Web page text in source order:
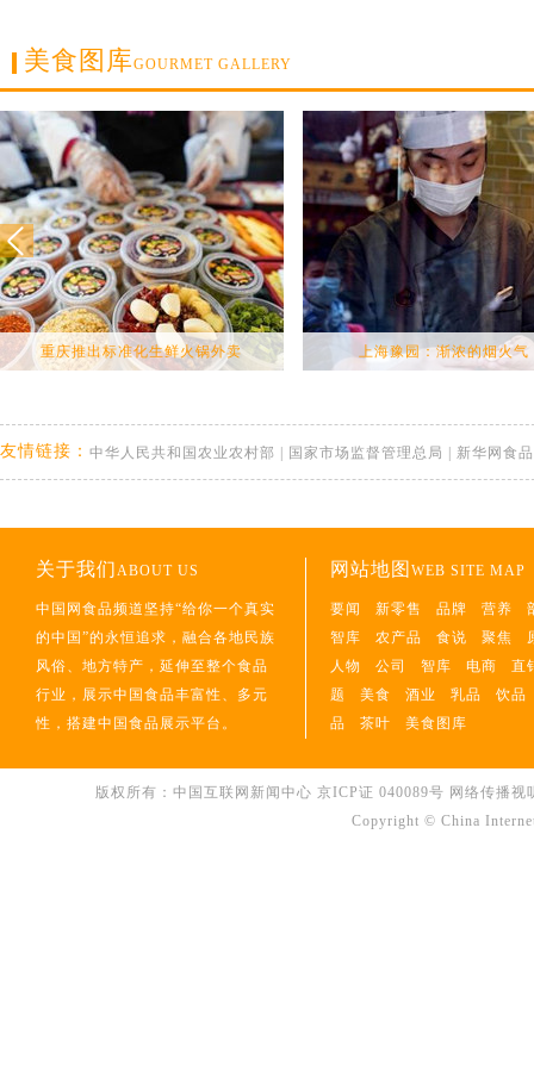
美食图库GOURMET GALLERY
重庆推出标准化生鲜火锅外卖 上海豫园：渐浓的烟火气
友情链接： 中华人民共和国农业农村部 国家市场监督管理总局 新华网食品
关于我们ABOUT US
中国网食品频道坚持“给你一个真实
的中国”的永恒追求，融合各地民族
风俗、地方特产，延伸至整个食品
行业，展示中国食品丰富性、多元
性，搭建中国食品展示平台。
网站地图 WEB SITE MAP
要闻 新零售 品牌 营养
智库
农产品 食说 聚焦
人物
公司 智库 电商
直
题
美食 酒业 乳品
饮品
品
茶叶 美食图库
版权所有：中国互联网新闻中心 京ICP证 040089号 网络传播
Copyright © China